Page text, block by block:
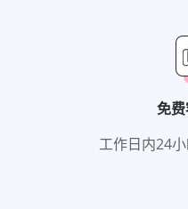
免
工作日内24小